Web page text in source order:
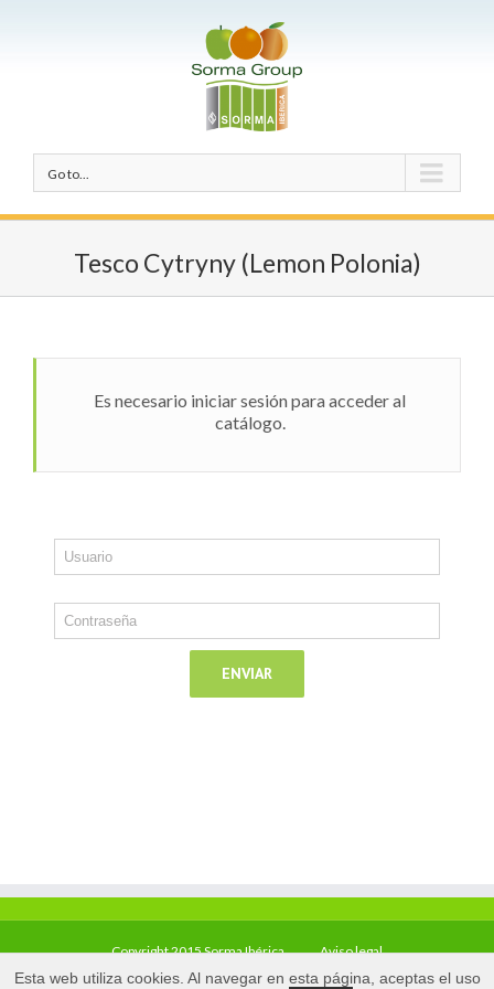
Go to...
Tesco Cytryny (Lemon Polonia)
Es necesario iniciar sesión para acceder al
catálogo.
Copyright 2015 Sorma Ibérica Aviso legal
Esta web utiliza cookies. Al navegar en esta página, aceptas el uso